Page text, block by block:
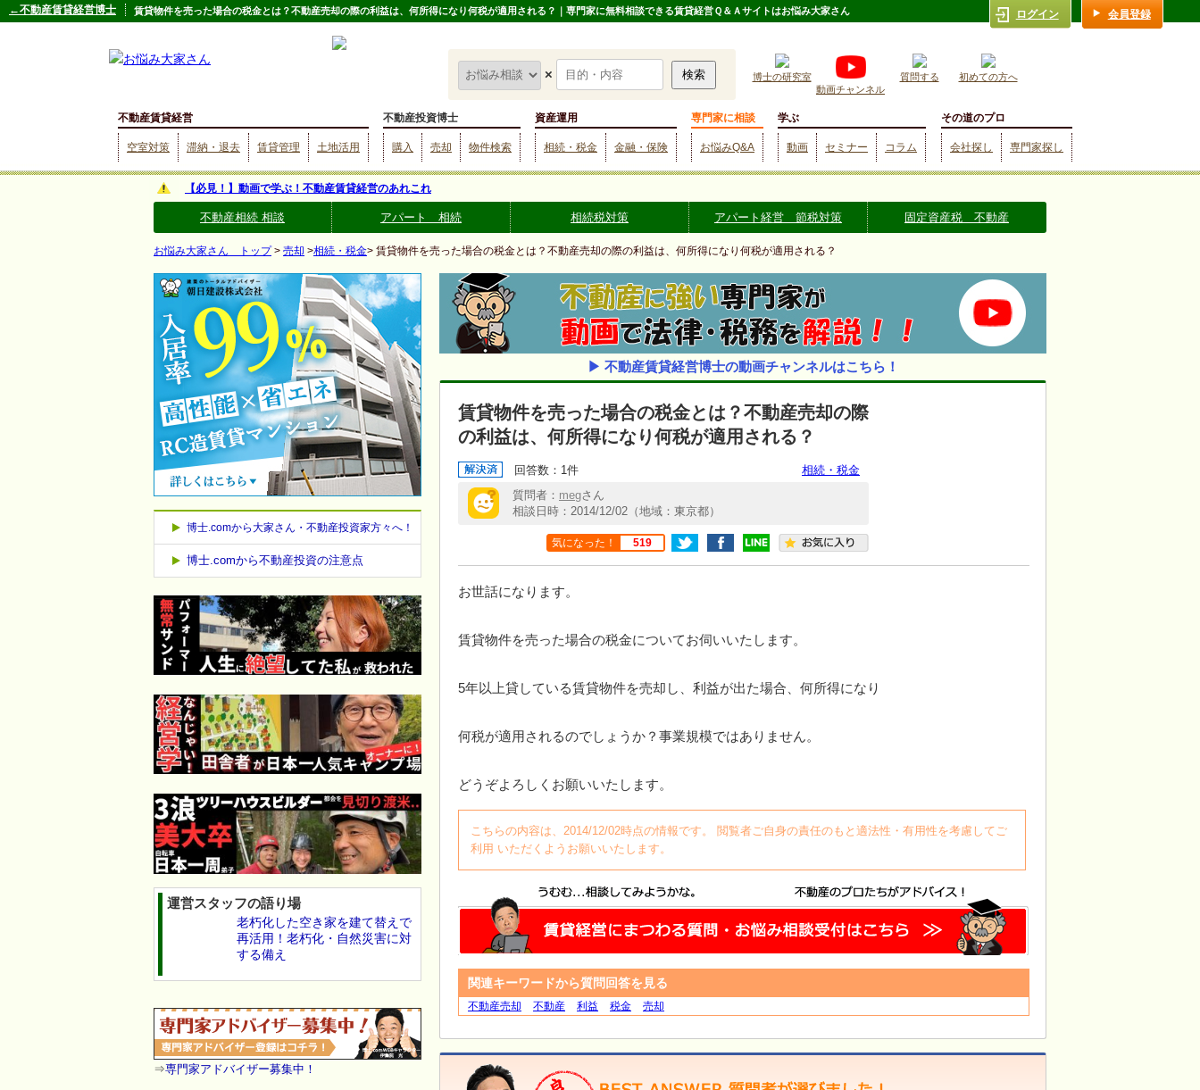
賃貸物件を売った場合の税金とは？不動産売却の際の利益は、何所得になり何税が適用される？｜専門家に無料相談できる賃貸経営Ｑ＆Ａサイトはお悩み大家さん
×
博士の研究室
動画チャンネル
質問する 初めての方へ
不動産賃貸経営
空室対策 滞納・退去 賃貸管理 土地活用
不動産投資博士
購入 売却 物件検索
資産運用
相続・税金 金融・保険
専門家に相談
お悩みQ&A
学ぶ
動画 セミナー コラム
その道のプロ
会社探し 専門家探し
←不動産賃貸経営博士 ログイン 会員登録
【必見！】動画で学ぶ！不動産賃貸経営のあれこれ
不動産相続 相談 アパート 相続 相続税対策 アパート経営 節税対策 固定資産税 不動産
お悩み大家さん トップ> 売却 >相続・税金> 賃貸物件を売った場合の税金とは？不動産売却の際の利益は、何所得になり何税が適用される？
▶ 不動産賃貸経営博士の動画チャンネルはこちら！
賃貸物件を売った場合の税金とは？不動産売却の際
の利益は、何所得になり何税が適用される？
回答数：1件
相続・税金
質問者： megさん
相談日時：2014/12/02（地域：東京都）
気になった！ 519
お世話になります。
賃貸物件を売った場合の税金についてお伺いいたします。
5年以上貸している賃貸物件を売却し、利益が出た場合、何所得になり
何税が適用されるのでしょうか？事業規模ではありません。
どうぞよろしくお願いいたします。
こちらの内容は、2014/12/02時点の情報です。 閲覧者ご自身の責任のもと適法性・有用性を考慮してご
利用 いただくようお願いいたします。
関連キーワードから質問回答を見る
不動産売却 不動産 利益 税金 売却
博士.comから大家さん・不動産投資家方々へ！
博士.comから不動産投資の注意点
運営スタッフの語り場
老朽化した空き家を建て替えで
再活用！老朽化・自然災害に対
する備え
⇒専門家アドバイザー募集中！